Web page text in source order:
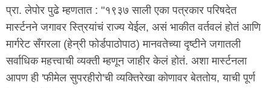
प्रा. लेपोर पुढे म्हणतात : "१९३७ साली एका पत्रकार परिषदेत
मार्स्टनने जगावर स्त्रियांचं राज्य येईल, असं भाकीत वर्तवलं होतं आणि
मार्गरेट सँगरला (हेन्री फोर्डपाठोपाठ) मानवतेच्या दृष्टीने जगातली
सर्वाधिक महत्त्वाची व्यक्ती म्हणून जाहीर केलं होतं. अशा मार्स्टनला
आपण ही 'फीमेल सुपरहीरो'ची व्यक्तिरेखा कोणावर बेततोय, याची पूर्ण